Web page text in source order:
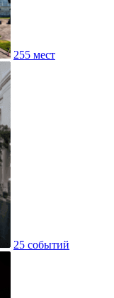
255 мест
25 событий